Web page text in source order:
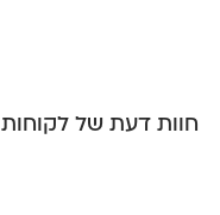
חוות דעת של לקוחות